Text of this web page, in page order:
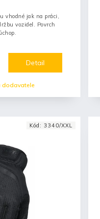
dodavatele
Detail
vhodné jak na práci,
vozidel. Povrch
Kód: 3340/XXL